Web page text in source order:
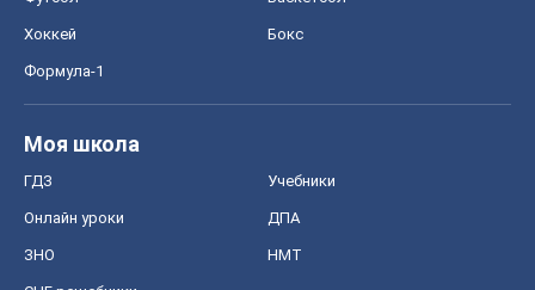
Хоккей Бокс
Формула-1
Моя школа
ГДЗ Учебники
Онлайн уроки ДПА
ЗНО НМТ